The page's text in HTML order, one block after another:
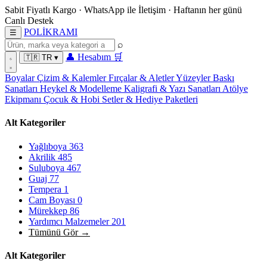
Sabit Fiyatlı Kargo · WhatsApp ile İletişim · Haftanın her günü
Canlı Destek
☰ POLİKRAMI
⌕
🇹🇷 TR ▾ 👤 Hesabım 🛒
BoyalarÇizim & KalemlerFırçalar & AletlerYüzeylerBaskı
Sanatları Heykel & Modelleme Kaligrafi & Yazı Sanatları Atölye
Ekipmanı Çocuk & Hobi Setler & Hediye Paketleri
Alt Kategoriler
Yağlıboya 363
Akrilik 485
Suluboya 467
Guaj 77
Tempera 1
Cam Boyası 0
Mürekkep 86
Yardımcı Malzemeler 201
Tümünü Gör →
Alt Kategoriler